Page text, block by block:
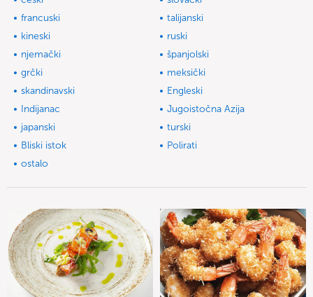
francuski
talijanski
kineski
ruski
njemački
španjolski
grčki
meksički
skandinavski
Engleski
Indijanac
Jugoistočna Azija
japanski
turski
Bliski istok
Polirati
ostalo